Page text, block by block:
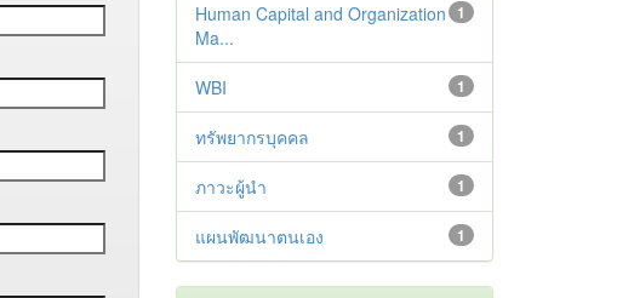
1
Human Capital and Organization
Ma...
1
WBI
1
ทรัพยากรบุคคล
1
ภาวะผู้นำ
1
แผนพัฒนาตนเอง